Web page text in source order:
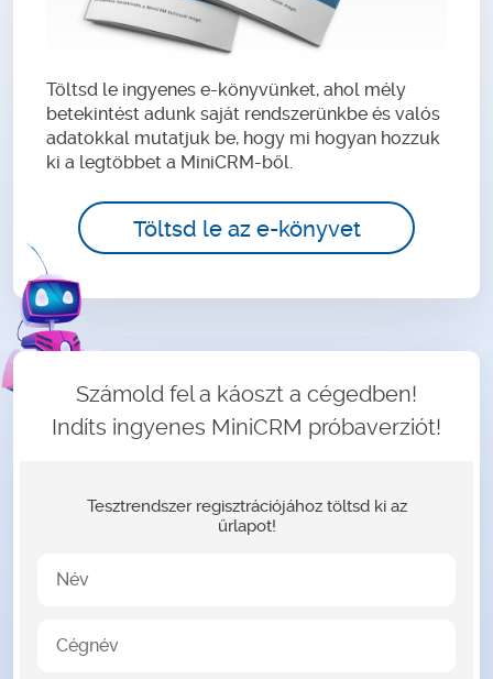
Töltsd le ingyenes e-könyvünket, ahol mély
betekintést adunk saját rendszerünkbe és valós
adatokkal mutatjuk be, hogy mi hogyan hozzuk
ki a legtöbbet a MiniCRM-ből.
Töltsd le az e-könyvet
Számold fel a káoszt a cégedben!
Indíts ingyenes MiniCRM próbaverziót!
Tesztrendszer regisztrációjához töltsd ki az
űrlapot!
Név
Cégnév